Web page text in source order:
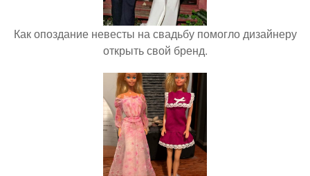
Как опоздание невесты на свадьбу помогло дизайнеру
открыть свой бренд.